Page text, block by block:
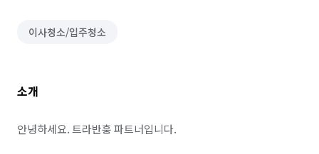
이사청소/입주청소
소개
안녕하세요. 트라반훙 파트너입니다.